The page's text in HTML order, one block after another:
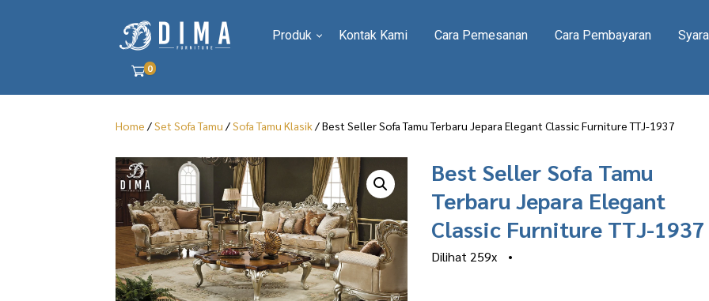
Produk Kontak Kami Cara Pemesanan Cara Pembayaran
0
Home /Set Sofa Tamu /Sofa Tamu Klasik/ Best Seller Sofa Tamu Terbaru Jepara Elegant Classic Furniture TTJ-1937
Best Seller Sofa Tamu
Terbaru Jepara Elegant
Classic Furniture TTJ-1937
Dilihat259x •